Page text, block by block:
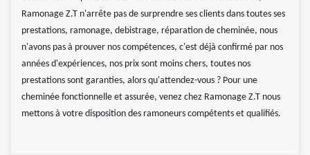
Ramonage Z.T n'arrête pas de surprendre ses clients dans toutes ses
prestations, ramonage, debistrage, réparation de cheminée, nous
n'avons pas à prouver nos compétences, c'est déjà confirmé par nos
années d'expériences, nos prix sont moins chers, toutes nos
prestations sont garanties, alors qu'attendez-vous ? Pour une
cheminée fonctionnelle et assurée, venez chez Ramonage Z.T nous
mettons à votre disposition des ramoneurs compétents et qualifiés.